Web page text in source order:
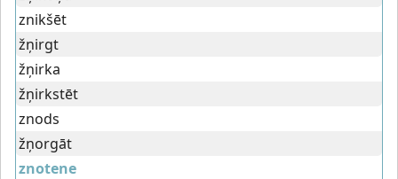
znikšēt
žņirgt
žņirka
žņirkstēt
znods
žņorgāt
znotene